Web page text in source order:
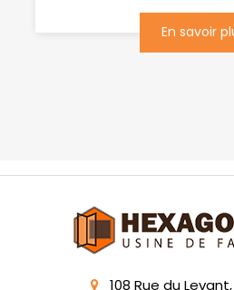
En savoir
108 Rue du